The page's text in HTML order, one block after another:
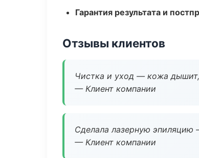
Гарантия результата и
Отзывы клиентов
Чистка и уход — кожа
— Клиент компании
Сделала лазерную эпиляцию
— Клиент компании